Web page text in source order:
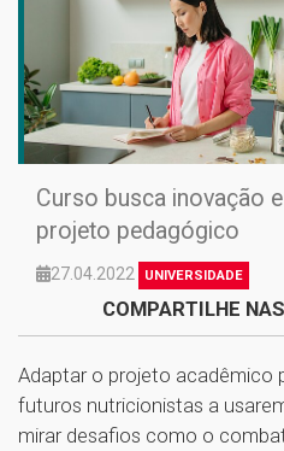
Curso busca inovação
projeto pedagógico
27.04.2022 UNIVERSIDADE
COMPARTILHE
Adaptar o projeto acadêmico
futuros nutricionistas a
mirar desafios como o